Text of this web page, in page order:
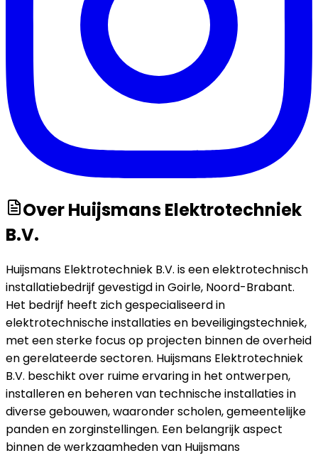
OverHuijsmans Elektrotechniek
B.V.
Huijsmans Elektrotechniek B.V. is een elektrotechnisch
installatiebedrijf gevestigd in Goirle, Noord-Brabant.
Het bedrijf heeft zich gespecialiseerd in
elektrotechnische installaties en beveiligingstechniek,
met een sterke focus op projecten binnen de overheid
en gerelateerde sectoren. Huijsmans Elektrotechniek
B.V. beschikt over ruime ervaring in het ontwerpen,
installeren en beheren van technische installaties in
diverse gebouwen, waaronder scholen, gemeentelijke
panden en zorginstellingen. Een belangrijk aspect
binnen de werkzaamheden van Huijsmans